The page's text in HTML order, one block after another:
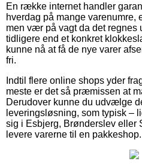
En række internet handler
hverdag på mange
men vær på vagt da det regnes
tidligere end et konkret
kunne nå at få de nye varer
fri.
Indtil flere online shops yder
meste er det så præmissen at
Derudover kunne du udvælge
leveringsløsning, som typisk –
sig i Esbjerg, Brønderslev eller
levere varerne til en pakkeshop.